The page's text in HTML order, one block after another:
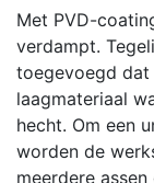
Met PVD-
verdampt.
toegevoegd
laagmateriaal
hecht. Om een
worden de
meerdere